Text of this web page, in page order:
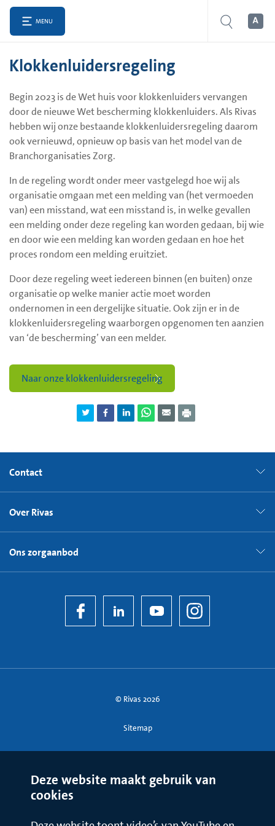
MENU
Klokkenluidersregeling
Begin 2023 is de Wet huis voor klokkenluiders vervangen
door de nieuwe Wet bescherming klokkenluiders. Als Rivas
hebben wij onze bestaande klokkenluidersregeling daarom
ook vernieuwd, opnieuw op basis van het model van de
Branchorganisaties Zorg.
In de regeling wordt onder meer vastgelegd hoe wij als
organisatie omgaan met een melding van (het vermoeden
van) een misstand, wat een misstand is, in welke gevallen
een melding onder deze regeling kan worden gedaan, bij wie
en door wie een melding kan worden gedaan en hoe het
proces rondom een melding eruitziet.
Door deze regeling weet iedereen binnen (en buiten) onze
organisatie op welke manier actie moet worden
ondernomen in een dergelijke situatie. Ook zijn er in de
klokkenluidersregeling waarborgen opgenomen ten aanzien
van ‘de bescherming’ van een melder.
Naar onze klokkenluidersregeling
Contact
Over Rivas
Ons zorgaanbod
© Rivas 2026
Sitemap
Deze website maakt gebruik van
cookies